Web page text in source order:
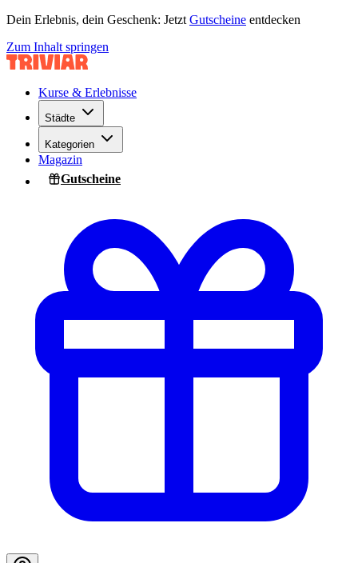
Dein Erlebnis, dein Geschenk: Jetzt Gutscheine entdecken
Zum Inhalt springen
Kurse & Erlebnisse
Städte
Kategorien
Magazin
Gutscheine